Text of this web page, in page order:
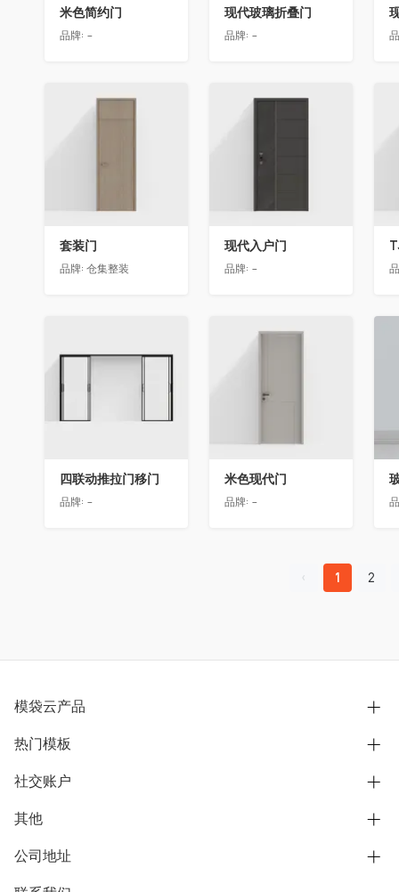
米色简约门
品牌: -
现代玻璃折叠门
品牌: -
收藏
套装门
品牌: 仓集整装
收藏
现代入户门
品牌: -
四联动推拉门移门
品牌: -
收藏
米色现代门
品牌: -
1 2
模袋云产品
别墅设计营销
模型协同展示分享
别墅社区
热门模板
欧式别墅
中式别墅
社交账户
B站
抖音
微信公众号
其他
用户服务协议
隐私政策
公司地址